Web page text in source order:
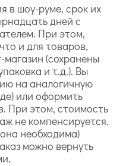
в шоу-руме, срок их
дней с
При этом,
и для товаров,
магазин (сохранены
и т.д.). Вы
на аналогичную
или оформить
При этом, стоимость
не компенсируется.
необходима)
можно вернуть